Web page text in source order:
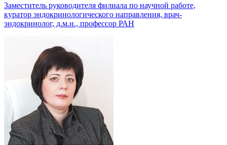
Заместитель руководителя филиала по научной работе,
куратор эндокринологического направления, врач-
эндокринолог, д.м.н., профессор РАН